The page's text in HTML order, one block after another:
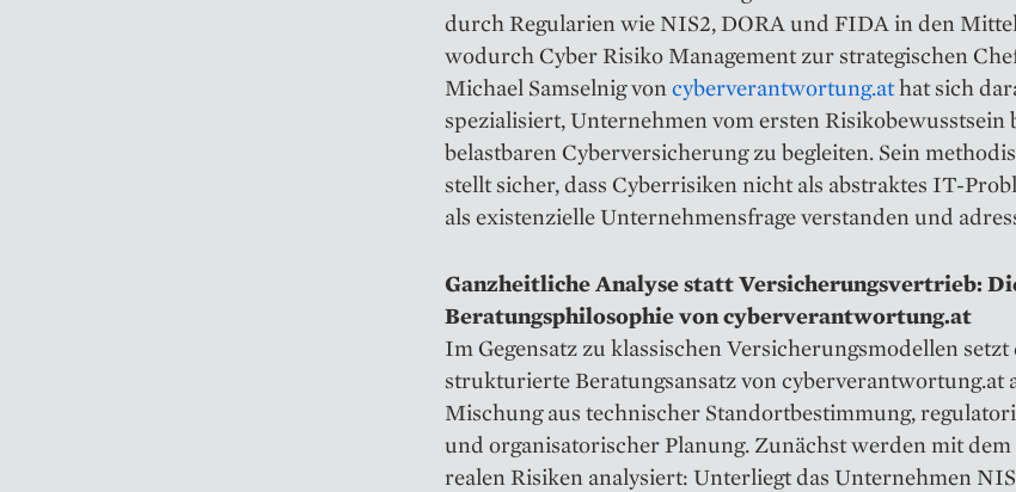
durch Regularien wie NIS2, DORA und FIDA in den
wodurch Cyber Risiko Management zur strategischen
Michael Samselnig voncyberverantwortung.athat sich
spezialisiert, Unternehmen vom ersten Risikobewusstsein
belastbaren Cyberversicherung zu begleiten. Sein
stellt sicher, dass Cyberrisiken nicht als abstraktes IT-
als existenzielle Unternehmensfrage verstanden und
Ganzheitliche Analyse statt Versicherungsvertrieb:
Beratungsphilosophie von cyberverantwortung.at
Im Gegensatz zu klassischen Versicherungsmodellen setzt
strukturierte Beratungsansatz von cyberverantwortung.at
Mischung aus technischer Standortbestimmung,
und organisatorischer Planung. Zunächst werden mit dem
realen Risiken analysiert: Unterliegt das Unternehmen